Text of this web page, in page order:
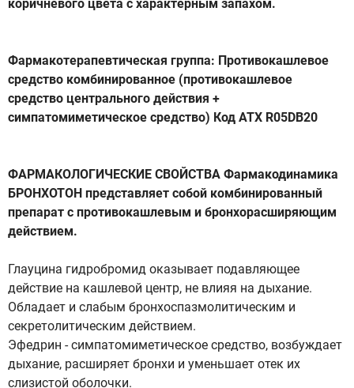
коричневого цвета с характерным запахом.
Фармакотерапевтическая группа: Противокашлевое
средство комбинированное (противокашлевое
средство центрального действия +
симпатомиметическое средство) Код ATX R05DB20
ФАРМАКОЛОГИЧЕСКИЕ СВОЙСТВА Фармакодинамика
БРОНХОТОН представляет собой комбинированный
препарат с противокашлевым и бронхорасширяющим
действием.
Глауцина гидробромид оказывает подавляющее
действие на кашлевой центр, не влияя на дыхание.
Обладает и слабым бронхоспазмолитическим и
секретолитическим действием.
Эфедрин - симпатомиметическое средство, возбуждает
дыхание, расширяет бронхи и уменьшает отек их
слизистой оболочки.